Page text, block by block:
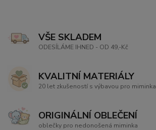
VŠE SKLADEM
ODESÍLÁME IHNED - OD 49,-Kč
KVALITNÍ MATERIÁLY
20 let zkušeností s výbavou pro miminka
ORIGINÁLNÍ OBLEČENÍ
oblečky pro nedonošená miminka